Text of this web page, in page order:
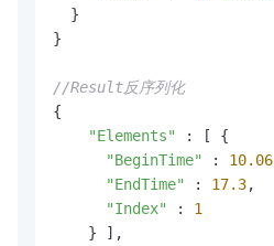
  }
}
//Result反序列化
{
"Elements"
: [ {
"BeginTime"
: 10.06
"EndTime"
: 17.3,
"Index"
: 1
    } ],